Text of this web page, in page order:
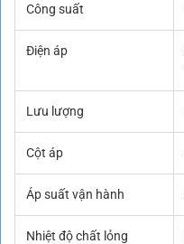
Công suất
Điện áp
Lưu lượng
Cột áp
Áp suất vận hành
Nhiệt độ chất lỏng